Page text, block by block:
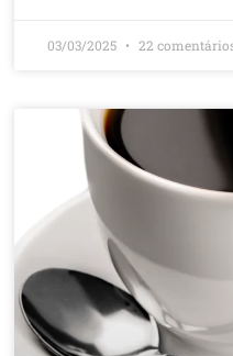
03/03/2025 22